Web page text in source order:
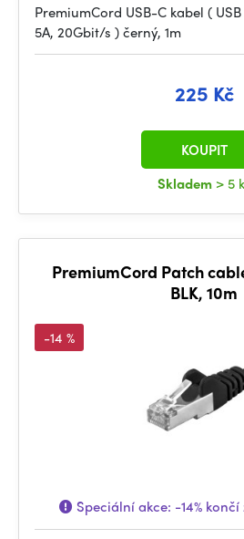
PremiumCord USB-C kabel (
5A, 20Gbit/s ) černý, 1m
225 Kč
Skladem > 5
KOUPIT
PremiumCord Patch
BLK, 10m
-14 %
Speciální akce: -14% končí